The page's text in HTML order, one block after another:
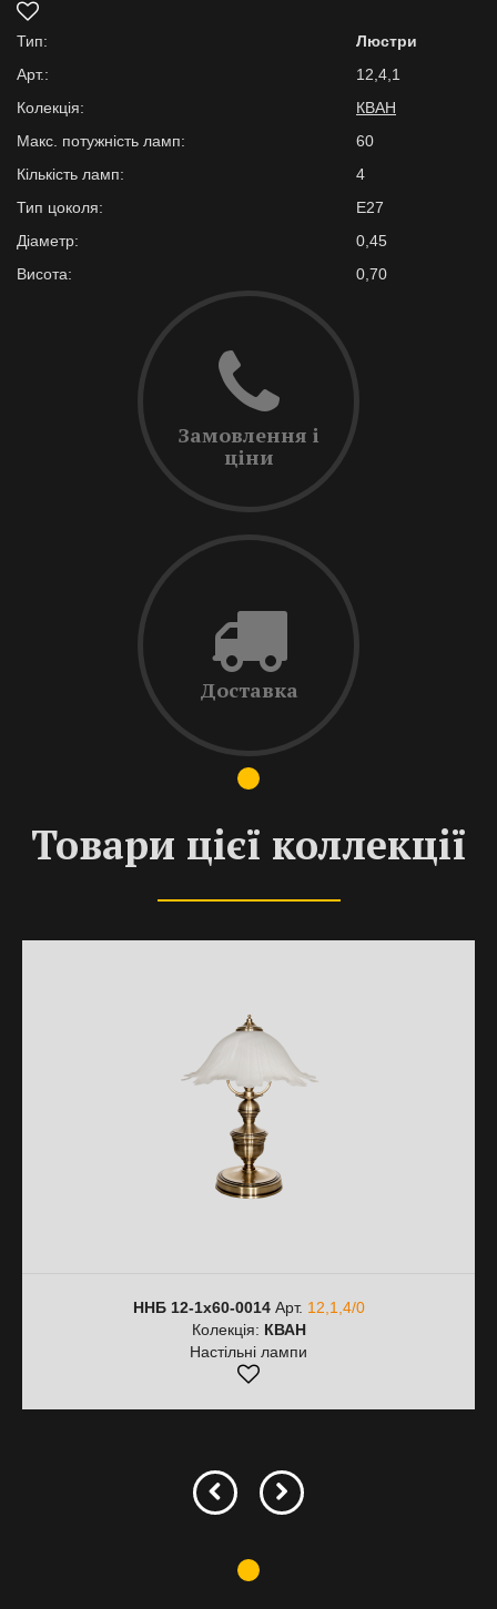
Тип:
Люстри
Арт.:
12,4,1
Колекція:
КВАН
Макс. потужність ламп:
60
Кількість ламп:
4
Тип цоколя:
E27
Діаметр:
0,45
Висота:
0,70
Замовлення і
ціни
Доставка
Товари цієї коллекції
ННБ 12-1х60-0014Арт. 12,1,4/0
Колекція: КВАН
Настільні лампи